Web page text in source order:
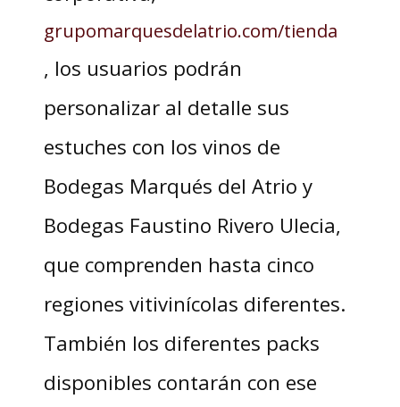
grupomarquesdelatrio.com/tienda
, los usuarios podrán
personalizar al detalle sus
estuches con los vinos de
Bodegas Marqués del Atrio y
Bodegas Faustino Rivero Ulecia,
que comprenden hasta cinco
regiones vitivinícolas diferentes.
También los diferentes packs
disponibles contarán con ese